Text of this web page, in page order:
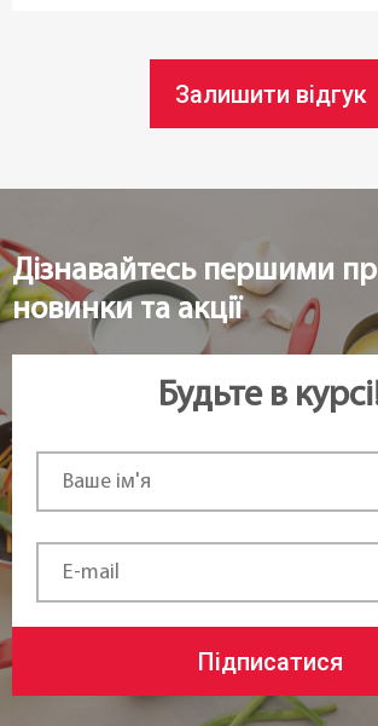
В наявності
Країна реєстрація бренду:
Залишити відгук
Дізнавайтесь першими
новинки та акції
Будьте в
Підписатися